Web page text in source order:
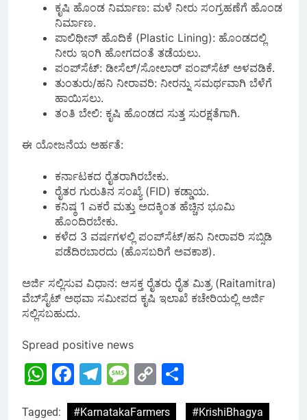
ಕೃಷಿ ಹೊಂಡ ನಿರ್ಮಾಣ: ಮಳೆ ನೀರು ಸಂಗ್ರಹಣೆಗೆ ಹೊಂಡ
ನಿರ್ಮಾಣ.
ಪಾಲಿಥೀನ್ ಹೊದಿಕೆ (Plastic Lining): ಹೊಂಡದಲ್ಲಿ
ನೀರು ಇಂಗಿ ಹೋಗದಂತೆ ತಡೆಯಲು.
ಪಂಪ್‌ಸೆಟ್: ಡೀಸೆಲ್/ಸೋಲಾರ್ ಪಂಪ್‌ಸೆಟ್ ಅಳವಡಿಕೆ.
ತುಂತುರು/ಹನಿ ನೀರಾವರಿ: ನೀರನ್ನು ಸಮರ್ಥವಾಗಿ ಬೆಳೆಗೆ
ಹಾಯಿಸಲು.
ತಂತಿ ಬೇಲಿ: ಕೃಷಿ ಹೊಂಡದ ಸುತ್ತ ಸುರಕ್ಷತೆಗಾಗಿ.
ಈ ಯೋಜನೆಯ ಅರ್ಹತೆ:
ಕರ್ನಾಟಕದ ರೈತರಾಗಿರಬೇಕು.
ರೈತರ ಗುರುತಿನ ಸಂಖ್ಯೆ (FID) ಕಡ್ಡಾಯ.
ಕನಿಷ್ಠ 1 ಎಕರೆ ಮತ್ತು ಅದಕ್ಕಿಂತ ಹೆಚ್ಚಿನ ಭೂಮಿ
ಹೊಂದಿರಬೇಕು.
ಕಳೆದ 3 ವರ್ಷಗಳಲ್ಲಿ ಪಂಪ್‌ಸೆಟ್/ಹನಿ ನೀರಾವರಿ ಸಬ್ಸಿಡಿ
ಪಡೆದಿರಬಾರದು (ಹೊಸಬರಿಗೆ ಅವಕಾಶ).
ಅರ್ಜಿ ಸಲ್ಲಿಸುವ ವಿಧಾನ: ಆಸಕ್ತ ರೈತರು ರೈತ ಮಿತ್ರ (Raitamitra)
ವೆಬ್‌ಸೈಟ್ ಅಥವಾ ಸಮೀಪದ ಕೃಷಿ ಇಲಾಖೆ ಕಚೇರಿಯಲ್ಲಿ ಅರ್ಜಿ
ಸಲ್ಲಿಸಬಹುದು.
Spread positive news
WhatsApp
Facebook
Telegram
Message
Copy
Link
Tagged: #KarnatakaFarmers
#KrishiBhagya